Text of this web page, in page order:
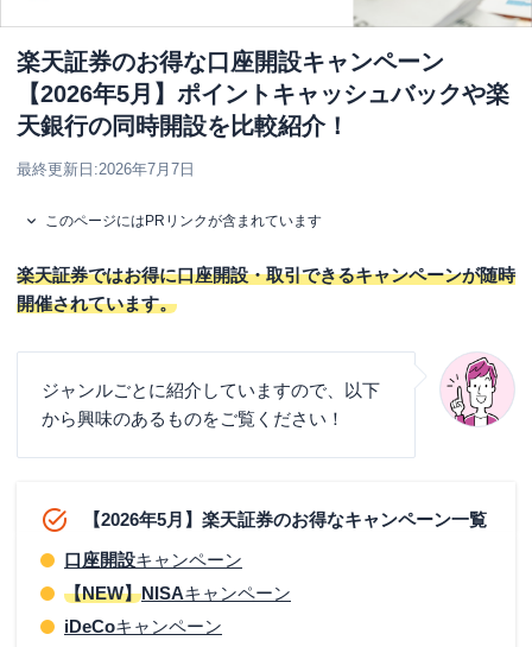
楽天証券のお得な口座開設キャンペーン
【2026年5月】ポイントキャッシュバックや楽
天銀行の同時開設を比較紹介！
最終更新日:2026年7月7日
このページにはPRリンクが含まれています
楽天証券ではお得に口座開設・取引できるキャンペーンが随時
開催されています。
ジャンルごとに紹介していますので、以下
から興味のあるものをご覧ください！
【2026年5月】楽天証券のお得なキャンペーン一覧
口座開設キャンペーン
【NEW】NISAキャンペーン
iDeCoキャンペーン